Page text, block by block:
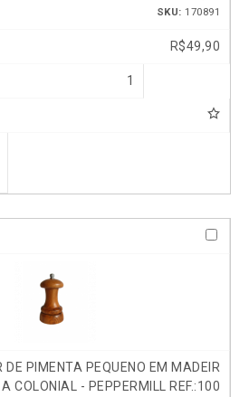
SKU: 170891
R$49,90
1
DE PIMENTA PEQUENO EM MADEIR
A COLONIAL - PEPPERMILL REF.:100